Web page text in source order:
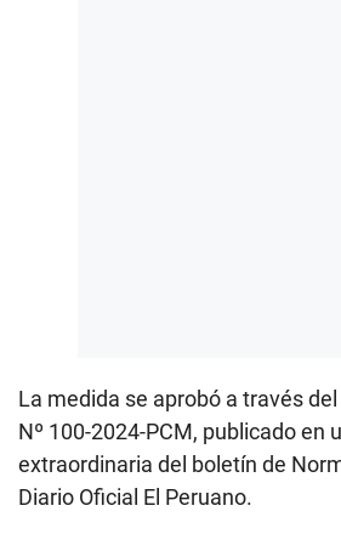
La medida se aprobó a través
Nº 100-2024-PCM, publicado en
extraordinaria del boletín de
Diario Oficial El Peruano.